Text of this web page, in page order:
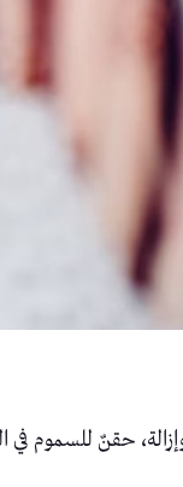
حقنٌ للسموم في